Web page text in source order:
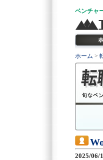
ベンチャ
ホーム >
2025/06/